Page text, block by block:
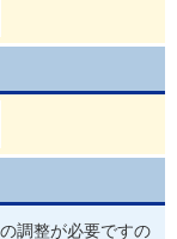
調整が必要ですの